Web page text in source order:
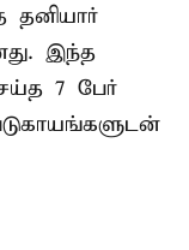
தனியார்
இந்த
7 பேர்